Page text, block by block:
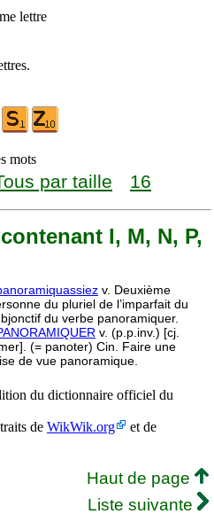
lettre
mots
par taille 16
I, M, N, P,
v. Deuxième
du pluriel de l’imparfait du
du verbe panoramiquer.
v. (p.p.inv.) [cj.
(= panoter) Cin. Faire une
de vue panoramique.
du dictionnaire officiel du
de WikWik.org
et de
Haut de page
Liste suivante